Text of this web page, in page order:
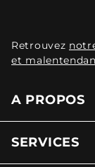
Retrouvez
et
A PROPOS
SERVICES